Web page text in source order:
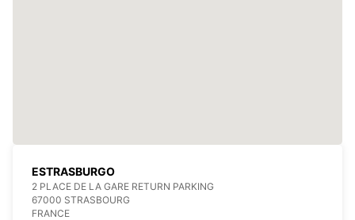
ESTRASBURGO
2 PLACE DE LA GARE RETURN PARKING
67000 STRASBOURG
FRANCE